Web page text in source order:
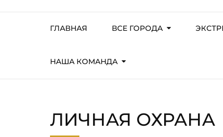
ГЛАВНАЯ ВСЕ ГОРОДА
НАША КОМАНДА
ЛИЧНАЯ ОХРАНА